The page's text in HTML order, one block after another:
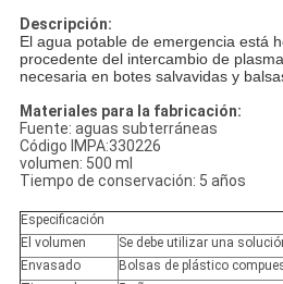
Descripción:
El agua potable de emergencia está
procedente del intercambio de
necesaria en botes salvavidas y
Materiales para la fabricación:
Fuente: aguas subterráneas
Código IMPA:330226
volumen: 500 ml
Tiempo de conservación: 5 años
Especificación
El volumen
Se debe utilizar una
Envasado
Bolsas de plástico